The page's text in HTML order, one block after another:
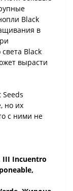
Black
в
Black
вырасти
но их
с ними не
III Incuentro